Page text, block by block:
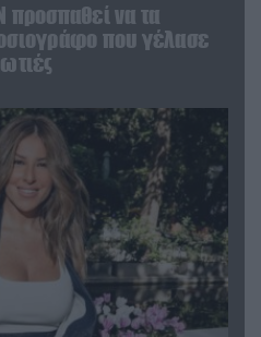
προσπαθεί να τα
που γέλασε